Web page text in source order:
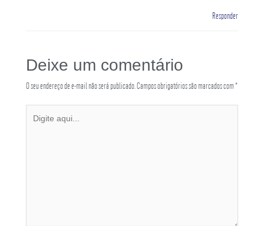
Responder
Deixe um comentário
O seu endereço de e-mail não será publicado. Campos obrigatórios são marcados com*